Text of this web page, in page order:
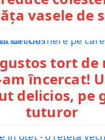
vasele de
tort de
încercat!
delicios, pe
tuturor